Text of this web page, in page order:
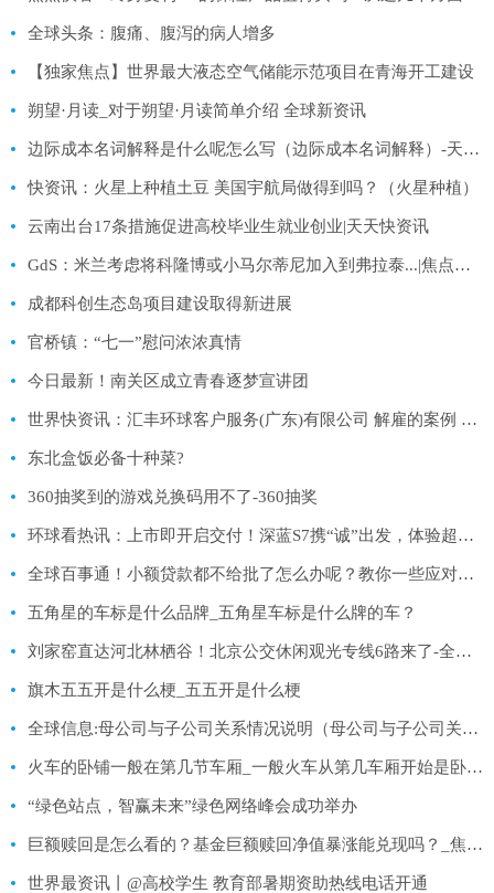
全球头条：腹痛、腹泻的病人增多
【独家焦点】世界最大液态空气储能示范项目在青海开工建设
朔望·月读_对于朔望·月读简单介绍 全球新资讯
边际成本名词解释是什么呢怎么写（边际成本名词解释）-天天热门
快资讯：火星上种植土豆 美国宇航局做得到吗？（火星种植）
云南出台17条措施促进高校毕业生就业创业|天天快资讯
GdS：米兰考虑将科隆博或小马尔蒂尼加入到弗拉泰...|焦点快播
成都科创生态岛项目建设取得新进展
官桥镇：“七一”慰问浓浓真情
今日最新！南关区成立青春逐梦宣讲团
世界快资讯：汇丰环球客户服务(广东)有限公司 解雇的案例 汇丰环球客户服务(广东)有限公司
东北盒饭必备十种菜?
360抽奖到的游戏兑换码用不了-360抽奖
环球看热讯：上市即开启交付！深蓝S7携“诚”出发，体验超乎期待
全球百事通！小额贷款都不给批了怎么办呢？教你一些应对小技巧！
五角星的车标是什么品牌_五角星车标是什么牌的车？
刘家窑直达河北林栖谷！北京公交休闲观光专线6路来了-全球快播
旗木五五开是什么梗_五五开是什么梗
全球信息:母公司与子公司关系情况说明（母公司与子公司关系）
火车的卧铺一般在第几节车厢_一般火车从第几车厢开始是卧铺车厢
“绿色站点，智赢未来”绿色网络峰会成功举办
巨额赎回是怎么看的？基金巨额赎回净值暴涨能兑现吗？_焦点快报
世界最资讯丨@高校学生 教育部暑期资助热线电话开通